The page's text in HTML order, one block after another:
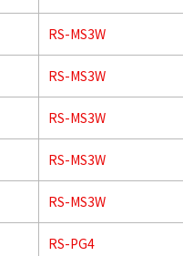
RS-MS3W
RS-MS3W
RS-MS3W
RS-MS3W
RS-MS3W
RS-PG4